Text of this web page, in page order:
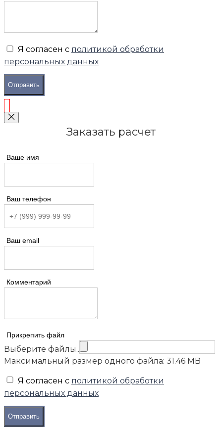
Я согласен с политикой обработки
персональных данных
Отправить
Заказать расчет
Ваше имя
Ваш телефон
Ваш email
Комментарий
Прикрепить файл
Выберите файлы..
Максимальный размер одного файла: 31.46 MB
Я согласен с политикой обработки
персональных данных
Отправить